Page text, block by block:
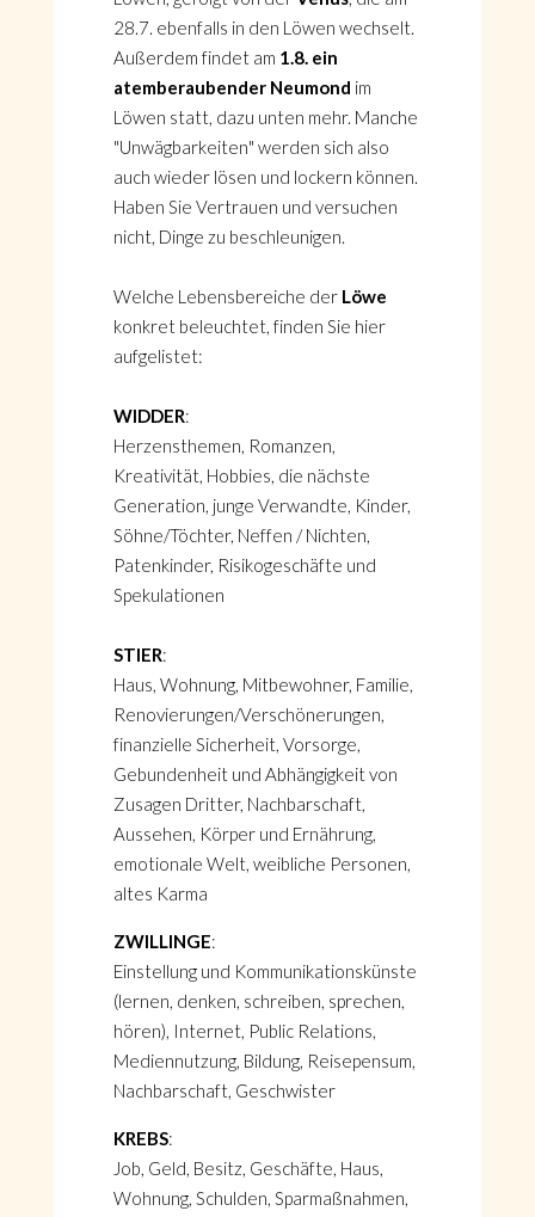
28.7. ebenfalls in den Löwen wechselt.
Außerdem findet am 1.8. ein
atemberaubender Neumond im
Löwen statt, dazu unten mehr. Manche
"Unwägbarkeiten" werden sich also
auch wieder lösen und lockern können.
Haben Sie Vertrauen und versuchen
nicht, Dinge zu beschleunigen.
Welche Lebensbereiche der Löwe
konkret beleuchtet, finden Sie hier
aufgelistet:
WIDDER:
Herzensthemen, Romanzen,
Kreativität, Hobbies, die nächste
Generation, junge Verwandte, Kinder,
Söhne/Töchter, Neffen / Nichten,
Patenkinder, Risikogeschäfte und
Spekulationen
STIER:
Haus, Wohnung, Mitbewohner, Familie,
Renovierungen/Verschönerungen,
finanzielle Sicherheit, Vorsorge,
Gebundenheit und Abhängigkeit von
Zusagen Dritter, Nachbarschaft,
Aussehen, Körper und Ernährung,
emotionale Welt, weibliche Personen,
altes Karma
ZWILLINGE:
Einstellung und Kommunikationskünste
(lernen, denken, schreiben, sprechen,
hören), Internet, Public Relations,
Mediennutzung, Bildung, Reisepensum,
Nachbarschaft, Geschwister
KREBS:
Job, Geld, Besitz, Geschäfte, Haus,
Wohnung, Schulden, Sparmaßnahmen,